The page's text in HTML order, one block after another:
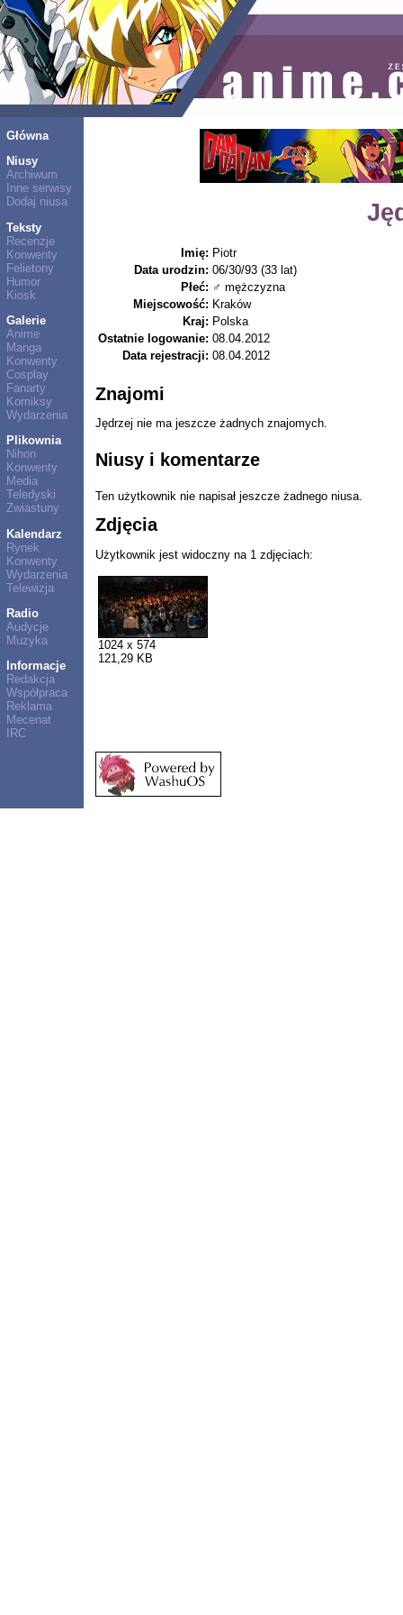
Główna
Niusy
Archiwum
Inne serwisy
Dodaj niusa
Teksty
Recenzje
Konwenty
Felietony
Humor
Kiosk
Galerie
Anime
Manga
Konwenty
Cosplay
Fanarty
Komiksy
Wydarzenia
Plikownia
Nihon
Konwenty
Media
Teledyski
Zwiastuny
Kalendarz
Rynek
Konwenty
Wydarzenia
Telewizja
Radio
Audycje
Muzyka
Informacje
Redakcja
Współpraca
Reklama
Mecenat
IRC
Imię: Piotr
Data urodzin: 06/30/93 (33 lat)
Płeć: ♂ mężczyzna
Miejscowość: Kraków
Kraj: Polska
Ostatnie logowanie: 08.04.2012
Data rejestracji: 08.04.2012
Znajomi
Jędrzej nie ma jeszcze żadnych znajomych.
Niusy i komentarze
Ten użytkownik nie napisał jeszcze żadnego niusa.
Zdjęcia
Użytkownik jest widoczny na 1 zdjęciach:
1024 x 574
121,29 KB